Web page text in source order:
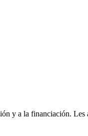
y a la financiación. Les